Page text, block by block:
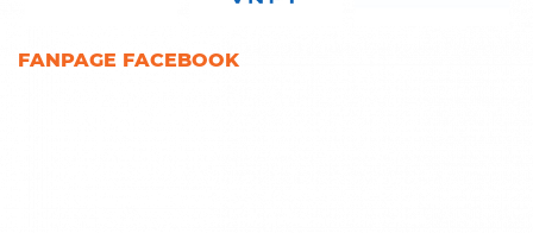
FANPAGE FACEBOOK